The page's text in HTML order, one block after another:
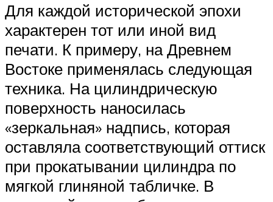
Для каждой исторической эпохи
характерен тот или иной вид
печати. К примеру, на Древнем
Востоке применялась следующая
техника. На цилиндрическую
поверхность наносилась
«зеркальная» надпись, которая
оставляла соответствующий оттиск
при прокатывании цилиндра по
мягкой глиняной табличке. В